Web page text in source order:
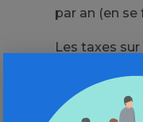
par an (en
Les taxes
budget de